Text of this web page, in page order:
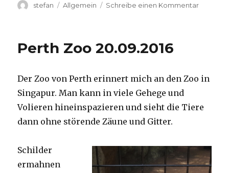
Autor
stefan Kategorien
Allgemein Schreibe einen Kommentarzu
Perth
Perth Zoo 20.09.2016
Der Zoo von Perth erinnert mich an den Zoo in
Singapur. Man kann in viele Gehege und
Volieren hineinspazieren und sieht die Tiere
dann ohne störende Zäune und Gitter.
Schilder
ermahnen